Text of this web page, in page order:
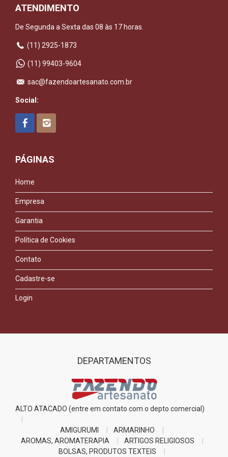
ATENDIMENTO
De Segunda a Sexta das 08 às 17 horas.
(11) 2925-1873
(11) 99403-9604
sac@fazendoartesanato.com.br
Social:
PÁGINAS
Home
Empresa
Garantia
Política de Cookies
Contato
Cadastre-se
Login
DEPARTAMENTOS
ALTO ATACADO (entre em contato com o depto comercial)
AMIGURUMI
ARMARINHO
AROMAS, AROMATERAPIA
ARTIGOS RELIGIOSOS
BOLSAS, PRODUTOS TEXTEIS